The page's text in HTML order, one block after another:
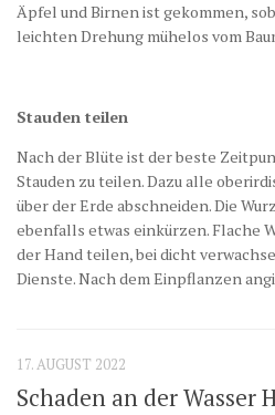
Äpfel und Birnen ist gekommen,
leichten Drehung mühelos vom
Stauden teilen
Nach der Blüte ist der beste
Stauden zu teilen. Dazu alle
über der Erde abschneiden. Die
ebenfalls etwas einkürzen. Flache
der Hand teilen, bei dicht
Dienste. Nach dem Einpflanzen
17. AUGUST 2022
Schaden an der Wasser